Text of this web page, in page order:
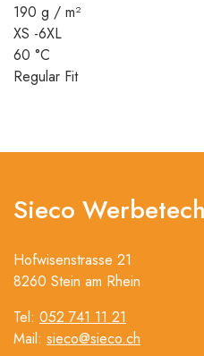
190 g / m²
XS -6XL
60 °C
Regular Fit
Sieco
Hofwisenstrasse 21
8260 Stein am Rhein
Tel: 052 741 11 21
Mail: sieco@sieco.ch